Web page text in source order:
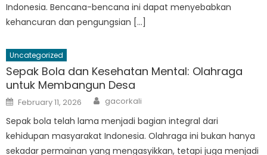
Indonesia. Bencana-bencana ini dapat menyebabkan
kehancuran dan pengungsian […]
Uncategorized
Sepak Bola dan Kesehatan Mental: Olahraga
untuk Membangun Desa
Posted
on
February 11, 2026 Author
gacorkali
Sepak bola telah lama menjadi bagian integral dari
kehidupan masyarakat Indonesia. Olahraga ini bukan hanya
sekadar permainan yang mengasyikkan, tetapi juga menjadi